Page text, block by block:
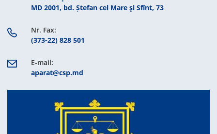
MD 2001, bd. Ștefan cel Mare şi Sfînt, 73
Nr. Fax:
(373-22) 828 501
E-mail:
aparat@csp.md